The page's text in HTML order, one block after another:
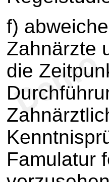
f)
Zahnärzte
die
Famulatur